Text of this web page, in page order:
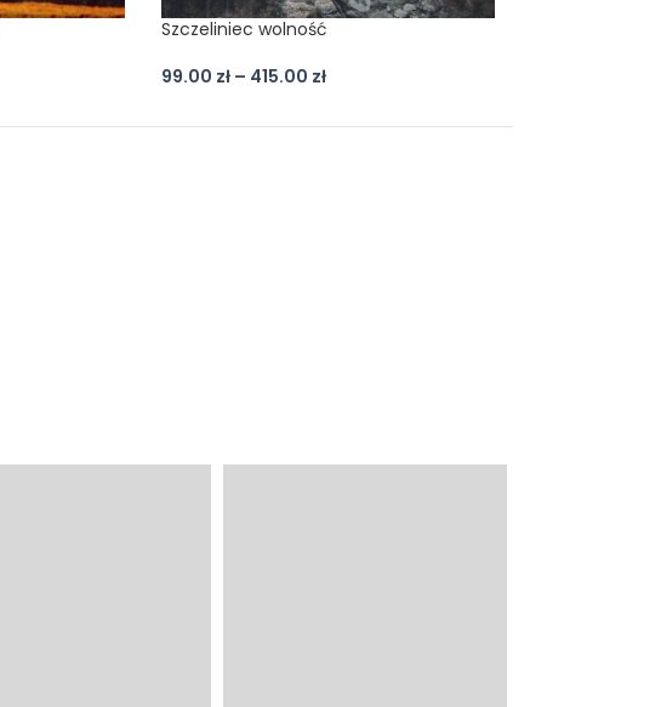
Szczeliniec wolność
99.00 zł – 415.00 zł